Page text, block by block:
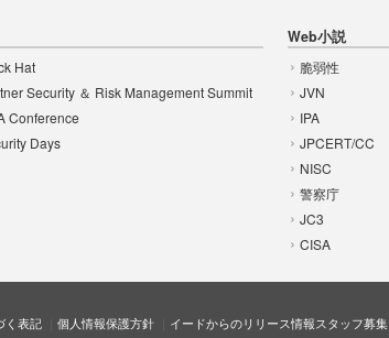
Hat
Security ＆ Risk Management Summit
Conference
Days
Web小説
脆弱性
JVN
IPA
JPCERT/CC
NISC
警察庁
JC3
CISA
く表記 個人情報保護方針 イードからのリリース情報スタッフ募集